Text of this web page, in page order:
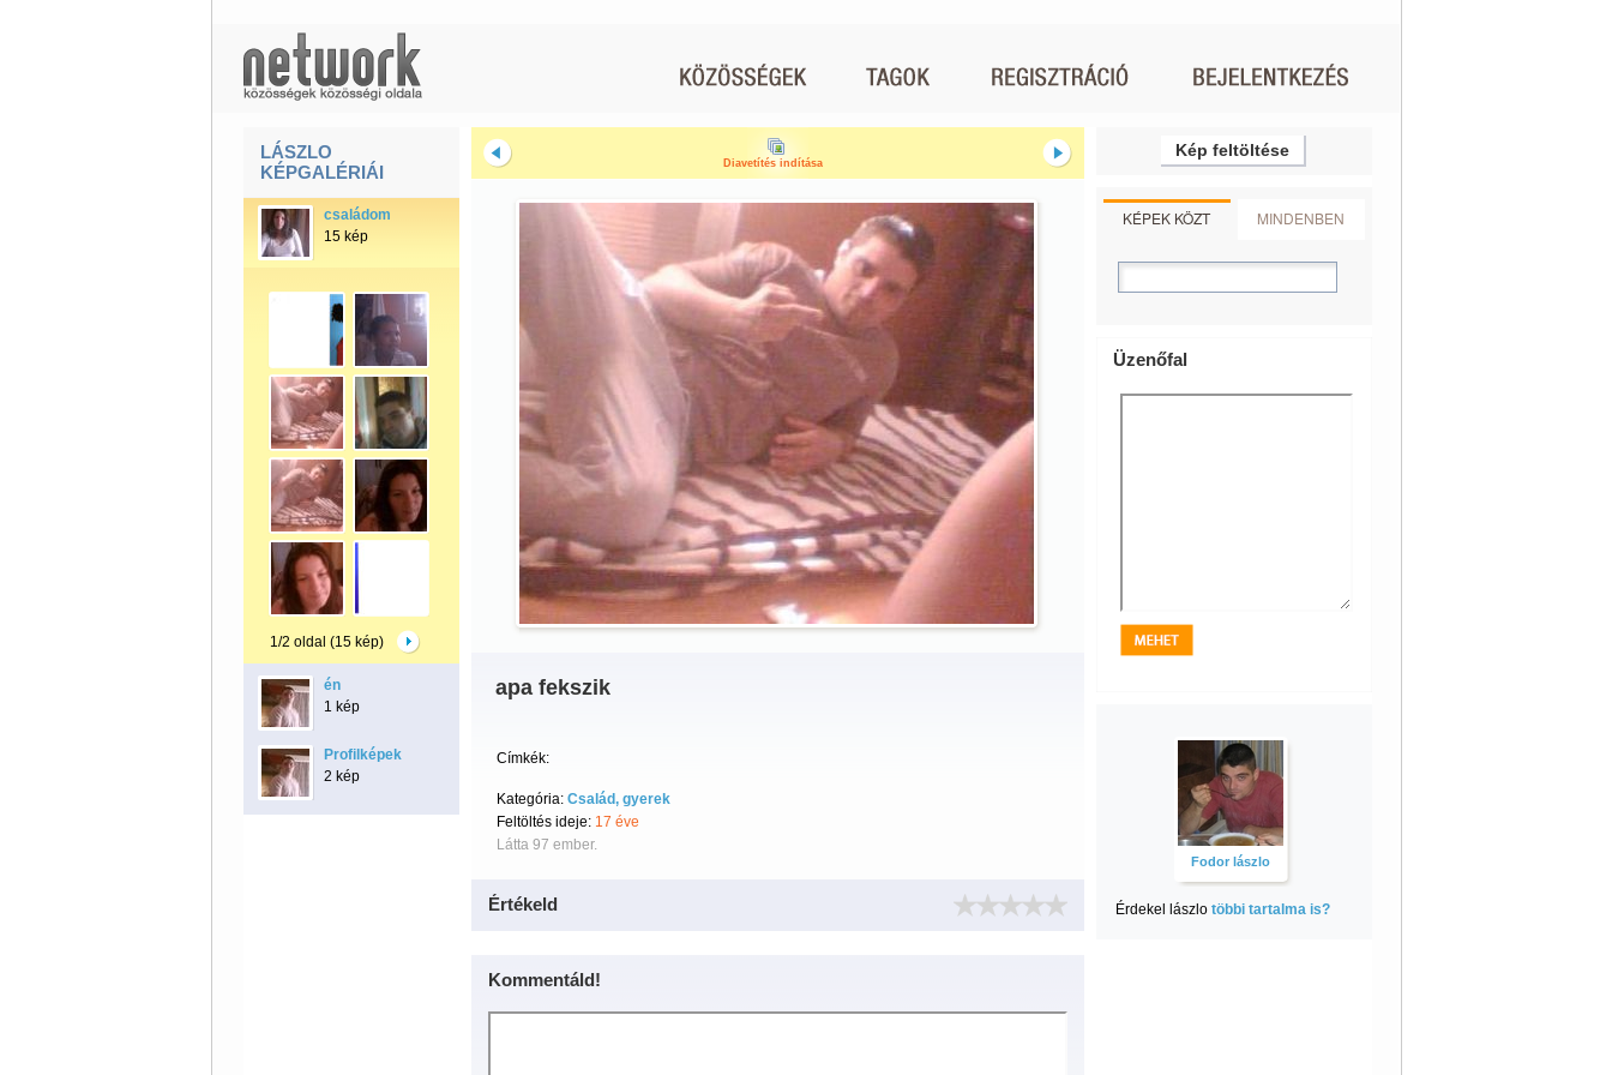
LÁSZLO
KÉPGALÉRIÁI
családom
15 kép
1/2 oldal (15 kép)
én
1 kép
Profilképek
2 kép
Diavetítés indítása
apa fekszik
Címkék:
Kategória: Család, gyerek
Feltöltés ideje: 17 éve
Látta 97 ember.
Értékeld
Kommentáld!
Kép feltöltése
KÉPEK KÖZT MINDENBEN
Üzenőfal
Fodor lászlo
Érdekel lászlo többi tartalma is?